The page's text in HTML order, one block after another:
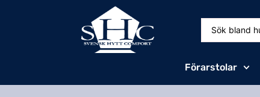
Förarstolar